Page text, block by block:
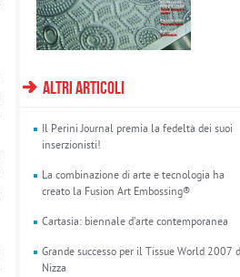
altri articoli
Il Perini Journal premia la fedeltà dei suoi
inserzionisti!
La combinazione di arte e tecnologia ha
creato la Fusion Art Embossing®
Cartasia: biennale d’arte contemporanea
Grande successo per il Tissue World 2007
Nizza